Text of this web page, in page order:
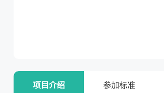
项目介绍 参加标准